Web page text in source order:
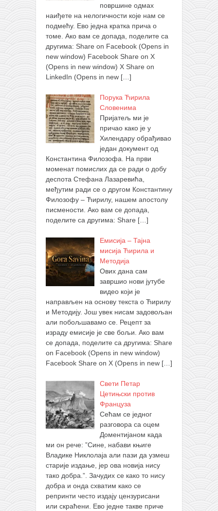
површине одмах
наиђете на нелогичности које нам се
подмећу. Ево једна кратка прича о
томе. Ако вам се допада, поделите са
другима: Share on Facebook (Opens in
new window) Facebook Share on X
(Opens in new window) X Share on
LinkedIn (Opens in new […]
Порука Ћирила
Словенима
Пријатељ ми је
причао како је у
Хилендару обрађивао
један документ од
Константина Филозофа. На први
моменат помислих да се ради о добу
деспота Стефана Лазаревића,
међутим ради се о другом Константину
Филозофу – Ћирилу, нашем апостолу
писмености. Ако вам се допада,
поделите са другима: Share […]
Емисија – Тајна
мисија Ћирила и
Методија
Ових дана сам
завршио нови јутубе
видео који је
направљен на основу текста о Ћирилу
и Методију. Још увек нисам задовољан
али побољшавамо се. Рецепт за
израду емисије је све бољи. Ако вам
се допада, поделите са другима: Share
on Facebook (Opens in new window)
Facebook Share on X (Opens in new […]
Свети Петар
Цетињски против
Француза
Сећам се једног
разговора са оцем
Доментијаном када
ми он рече: ”Сине, набави књиге
Владике Никлолаја али пази да узмеш
старије издање, јер ова новија нису
тако добра.”. Зачудих се како то нису
добра и онда схватим како се
репринти често издају цензурисани
или скраћени. Ево једне такве приче